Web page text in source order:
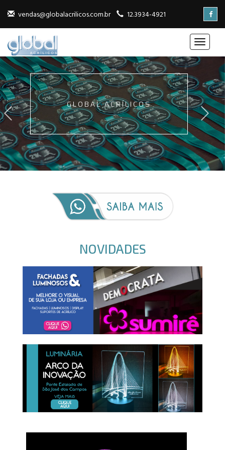
vendas@globalacrilicos.com.br 12.3934-4921
GLOBAL ACRÍLICOS
NOVIDADES